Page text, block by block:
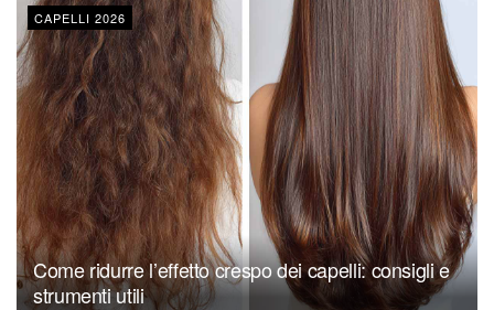
CAPELLI 2026
Come ridurre l’effetto crespo dei capelli: consigli e
strumenti utili